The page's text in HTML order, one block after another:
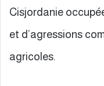
Cisjordanie
et d’agressions
agricoles.